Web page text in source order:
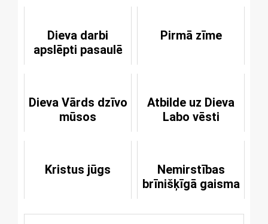
Dieva darbi
apslēpti pasaulē
Pirmā zīme
Dieva Vārds dzīvo
mūsos
Atbilde uz Dieva
Labo vēsti
Kristus jūgs
Nemirstības
brīnišķīgā gaisma